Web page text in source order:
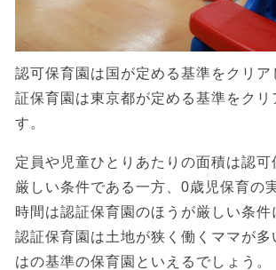
認可保育園は国が定める基準をクリア
証保育園は東京都が定める基準をクリ
す。
定員や児童ひとりあたりの面積は認可
厳しい条件である一方、0歳児保育の
時間は認証保育園のほうが厳しい条件
認証保育園は土地が狭く働くママが多
はの基準の保育園といえるでしょう。